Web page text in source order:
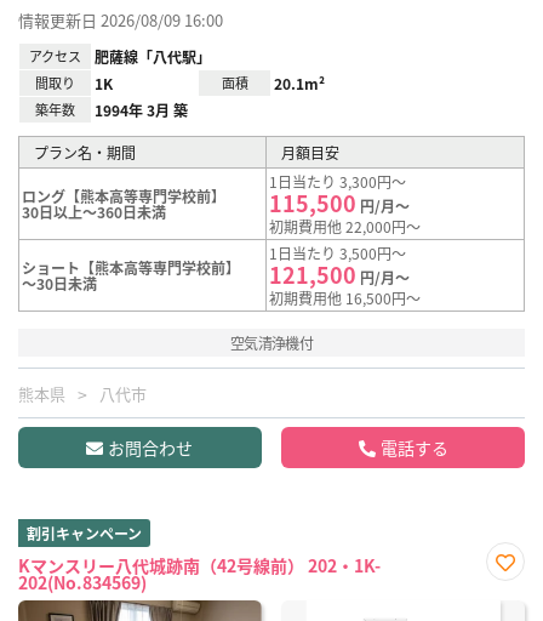
情報更新日 2026/08/09 16:00
アクセス 肥薩線「八代駅」
間取り 1K 面積 20.1m²
築年数 1994年 3月 築
プラン名・期間 月額目安
ロング【熊本高等専門学校前】
30日以上～360日未満
1日当たり 3,300円～
115,500 円/月～
初期費用他 22,000円～
ショート【熊本高等専門学校前】
～30日未満
1日当たり 3,500円～
121,500 円/月～
初期費用他 16,500円～
空気清浄機付
熊本県 八代市
お問合わせ 電話する
割引キャンペーン
Kマンスリー八代城跡南（42号線前） 202・1K-
202(No.834569)
に入